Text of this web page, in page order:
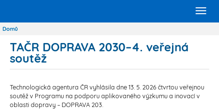
Drobečková
Domů
TAČR DOPRAVA 2030–4. veřejná
soutěž
Technologická agentura ČR vyhlásila dne 13. 5. 2026 čtvrtou veřejnou
soutěž v Programu na podporu aplikovaného výzkumu a inovací v
oblasti dopravy – DOPRAVA 203.